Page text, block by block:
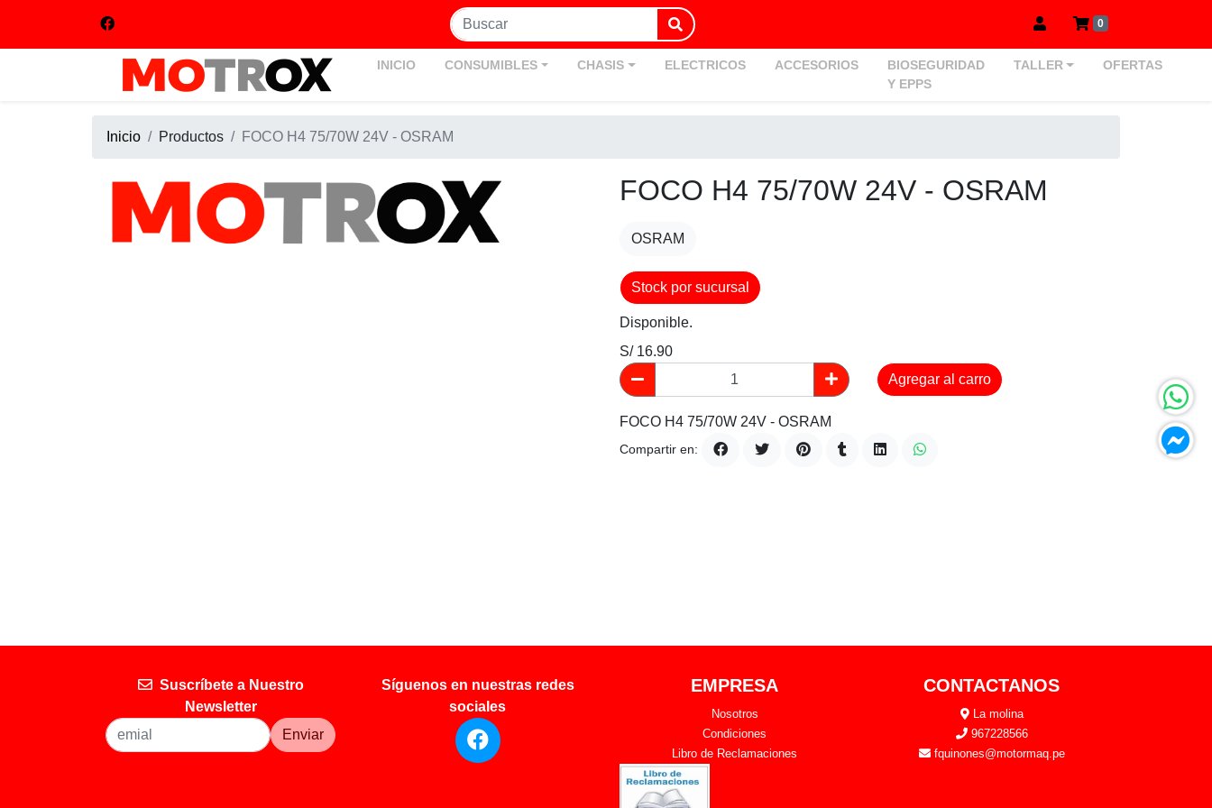
0
INICIO CONSUMIBLES CHASIS ELECTRICOS ACCESORIOS
BIOSEGURIDAD
Y EPPS
TALLER OFERTAS
Inicio Productos FOCO H4 75/70W 24V - OSRAM
FOCO H4 75/70W 24V - OSRAM
OSRAM
Stock por sucursal
Disponible.
S/ 16.90
Agregar al carro
FOCO H4 75/70W 24V - OSRAM
Compartir en:
Suscríbete a Nuestro
Newsletter
Enviar
Síguenos en nuestras redes
sociales
EMPRESA
Nosotros
Condiciones
Libro de Reclamaciones
CONTACTANOS
La molina
967228566
fquinones@motormaq.pe